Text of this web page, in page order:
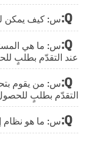
س: كيف يمكن
س: ما هي
عند التقدّم بطلبٍ
س: من يقوم
التقدّم بطلبٍ
س: ما هو نظام